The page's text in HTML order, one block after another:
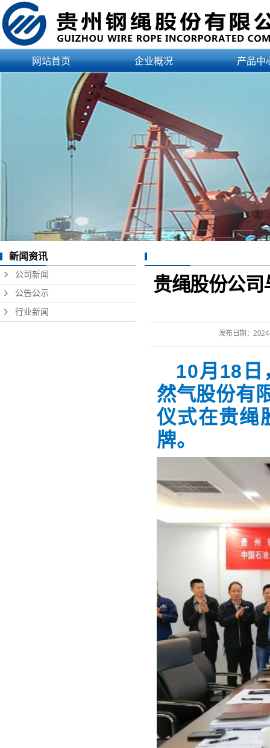
网站首页 企业概况
企业资质
领导介绍
治理结构
文化理念
发展历程
企业荣誉
产品中
新闻资讯
公司新闻
公告公示
行业新闻
贵绳股份公
发布日期：
10月18日
然气股份有
仪式在贵绳
牌。